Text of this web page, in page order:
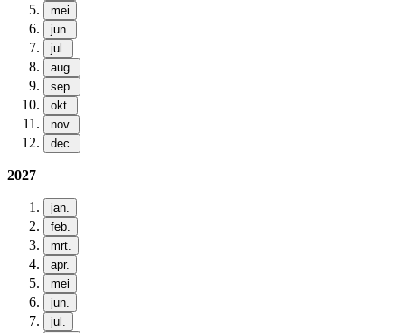
mei
jun.
jul.
aug.
sep.
okt.
nov.
dec.
2027
jan.
feb.
mrt.
apr.
mei
jun.
jul.